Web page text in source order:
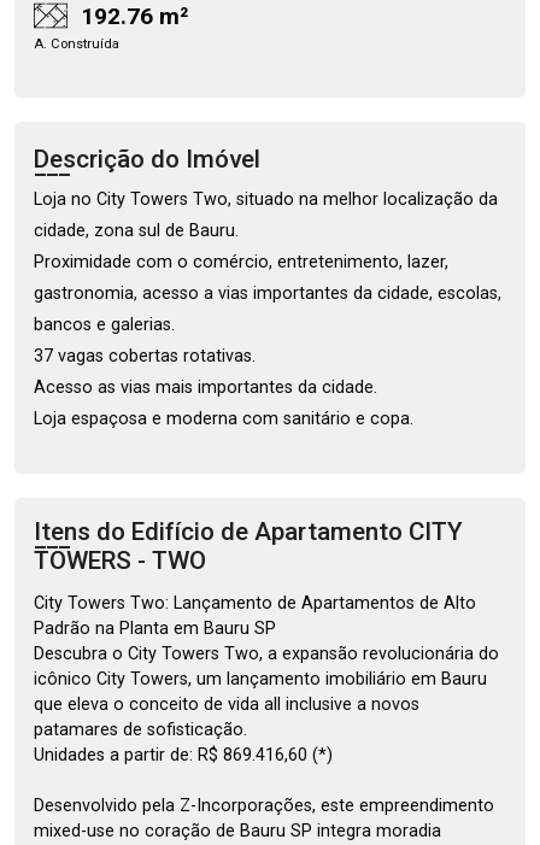
192.76 m²
A. Construída
Descrição do Imóvel
Loja no City Towers Two, situado na melhor localização da
cidade, zona sul de Bauru.
Proximidade com o comércio, entretenimento, lazer,
gastronomia, acesso a vias importantes da cidade, escolas,
bancos e galerias.
37 vagas cobertas rotativas.
Acesso as vias mais importantes da cidade.
Loja espaçosa e moderna com sanitário e copa.
Itens do Edifício de Apartamento CITY
TOWERS - TWO
City Towers Two: Lançamento de Apartamentos de Alto
Padrão na Planta em Bauru SP
Descubra o City Towers Two, a expansão revolucionária do
icônico City Towers, um lançamento imobiliário em Bauru
que eleva o conceito de vida all inclusive a novos
patamares de sofisticação.
Unidades a partir de: R$ 869.416,60 (*)
Desenvolvido pela Z-Incorporações, este empreendimento
mixed-use no coração de Bauru SP integra moradia